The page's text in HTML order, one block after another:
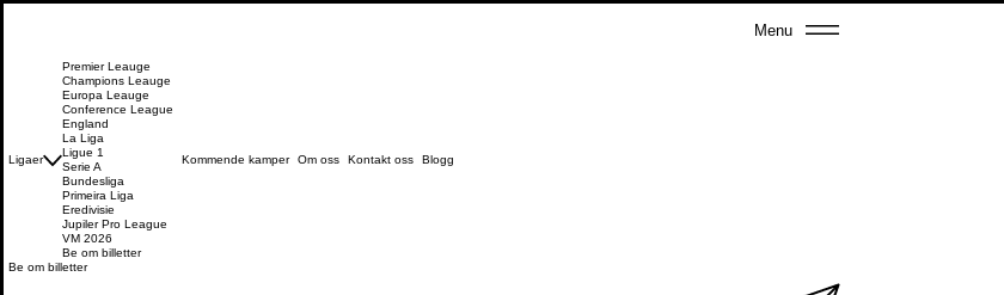
Menu
Ligaer
Premier Leauge
Champions Leauge
Europa Leauge
Conference League
England
La Liga
Ligue 1
Serie A
Bundesliga
Primeira Liga
Eredivisie
Jupiler Pro League
VM 2026
Be om billetter
Kommende kamper Om oss Kontakt oss Blogg
Be om billetter